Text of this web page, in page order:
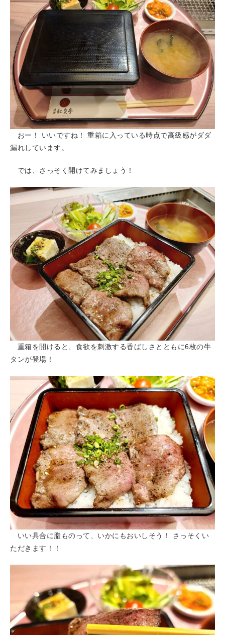
おー！ いいですね！ 重箱に入っている時点で高級感がダダ
漏れしています。
では、さっそく開けてみましょう！
重箱を開けると、食欲を刺激する香ばしさとともに6枚の牛
タンが登場！
いい具合に脂ものって、いかにもおいしそう！ さっそくい
ただきます！！